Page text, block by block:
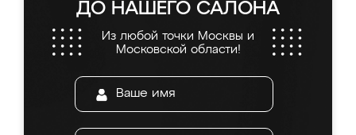
ДО НАШЕГО САЛОНА
Из любой точки Москвы и
Московской области!